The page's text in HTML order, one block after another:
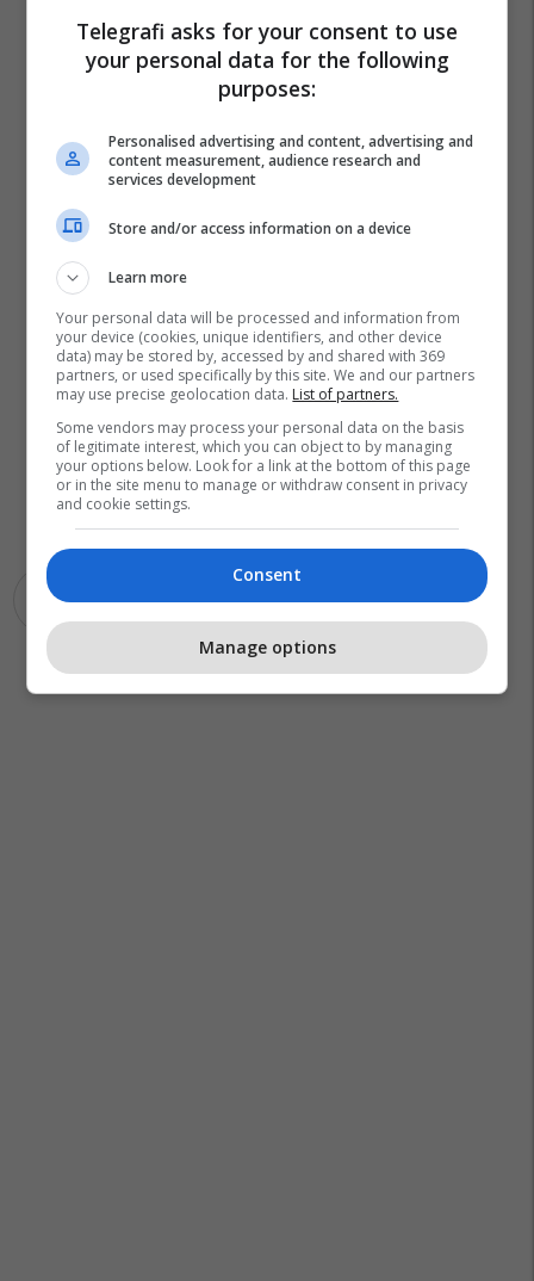
Foshnja
Telegrafi asks for your consent to use
your personal data for the following
purposes:
Personalised advertising and content, advertising and
content measurement, audience research and
services development
Store and/or access information on a device
Learn more
Your personal data will be processed and information from
your device (cookies, unique identifiers, and other device
data) may be stored by, accessed by and shared with 369
partners, or used specifically by this site. We and our partners
may use precise geolocation data. List of partners.
Some vendors may process your personal data on the basis
of legitimate interest, which you can object to by managing
your options below. Look for a link at the bottom of this page
or in the site menu to manage or withdraw consent in privacy
and cookie settings.
Consent
Manage options